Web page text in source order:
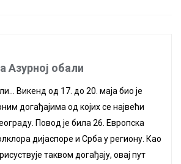
Азурној обали
Викенд од 17. до 20. маја био је
догађајима од којих се највећи
Повод је била 26. Европска
дијаспоре и Срба у региону. Као
таквом догађају, овај пут